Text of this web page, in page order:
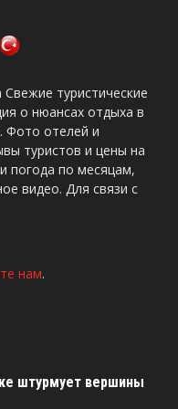
туристические
о нюансах отдыха в
Фото отелей и
туристов и цены на
погода по месяцам,
видео. Для связи с
нам.
штурмует вершины